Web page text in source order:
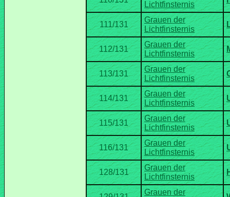
Grauen der
Grauen der
Grauen der
Grauen der
Grauen der
Grauen der
Grauen der
Grauen der